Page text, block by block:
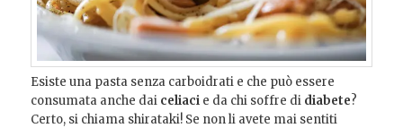
Esiste una pasta senza carboidrati e che può essere
consumata anche dai celiaci e da chi soffre di diabete?
Certo, si chiama shirataki! Se non li avete mai sentiti